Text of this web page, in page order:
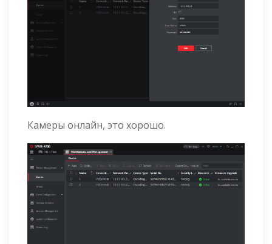
Камеры онлайн, это хорошо.